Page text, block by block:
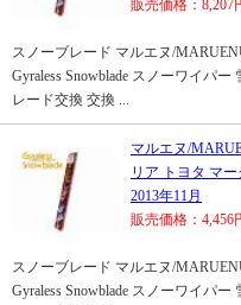
販売価格：8,207
スノーブレード マルエヌ/
Gyraless Snowblade スノーワイパ
レード交換 交換 ...
マルエヌ/
リア トヨタ マ
2013年11月
販売価格：4,456
スノーブレード マルエヌ/
Gyraless Snowblade スノーワイパ